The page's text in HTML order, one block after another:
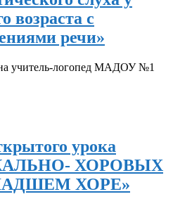
возраста с
речи»
учитель-логопед МАДОУ №1
урока
ХОРОВЫХ
ХОРЕ»